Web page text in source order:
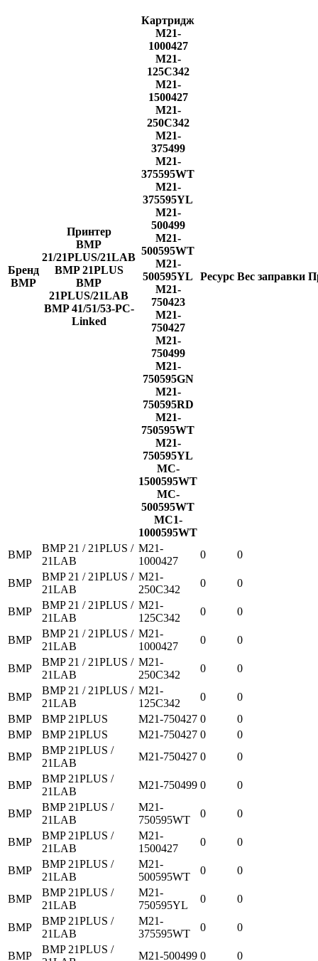
Бренд
BMP
Принтер
BMP
21/21PLUS/21LAB
BMP 21PLUS
BMP
21PLUS/21LAB
BMP 41/51/53-PC-
Linked
Картридж
M21-
1000427
M21-
125C342
M21-
1500427
M21-
250C342
M21-
375499
M21-
375595WT
M21-
375595YL
M21-
500499
M21-
500595WT
M21-
500595YL
M21-
750423
M21-
750427
M21-
750499
M21-
750595GN
M21-
750595RD
M21-
750595WT
M21-
750595YL
MC-
1500595WT
MC-
500595WT
MC1-
1000595WT
Ресурс Вес заправки
BMP
BMP 21 / 21PLUS /
21LAB
M21-
1000427
0 0
BMP
BMP 21 / 21PLUS /
21LAB
M21-
250C342
0 0
BMP
BMP 21 / 21PLUS /
21LAB
M21-
125C342
0 0
BMP
BMP 21 / 21PLUS /
21LAB
M21-
1000427
0 0
BMP
BMP 21 / 21PLUS /
21LAB
M21-
250C342
0 0
BMP
BMP 21 / 21PLUS /
21LAB
M21-
125C342
0
0
BMP
BMP 21PLUS M21-750427 0
0
BMP
BMP 21PLUS M21-750427 0
0
BMP
BMP 21PLUS /
21LAB
M21-750427 0 0
BMP
BMP 21PLUS /
21LAB
M21-750499 0 0
BMP
BMP 21PLUS /
21LAB
M21-
750595WT
0 0
BMP
BMP 21PLUS /
21LAB
M21-
1500427
0 0
BMP
BMP 21PLUS /
21LAB
M21-
500595WT
0 0
BMP
BMP 21PLUS /
21LAB
M21-
750595YL
0 0
BMP
BMP 21PLUS /
21LAB
M21-
375595WT
0 0
BMP
BMP 21PLUS /
M21-500499 0 0